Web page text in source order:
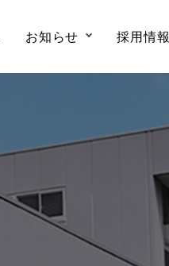
お知らせ 採用情報